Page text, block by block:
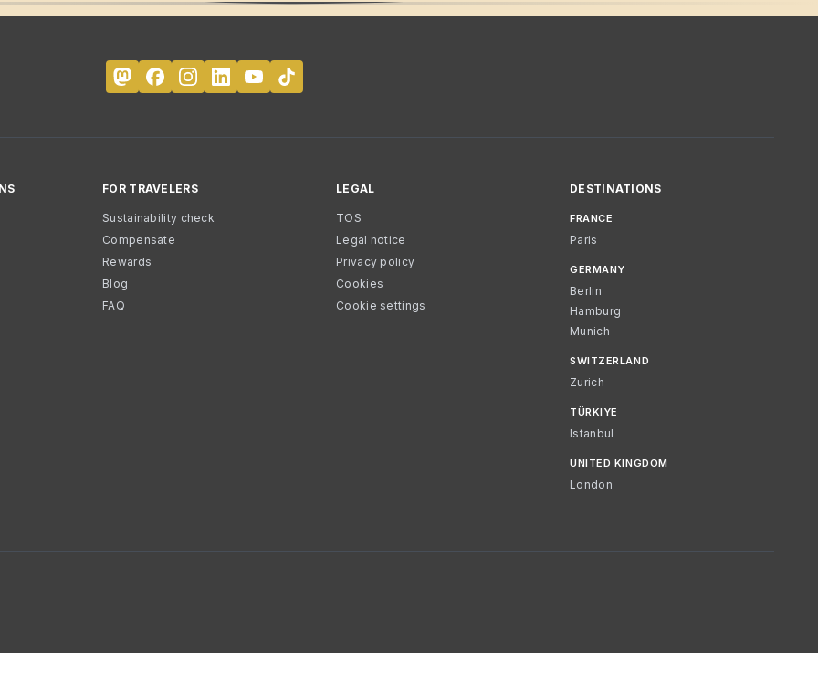
FOR TRAVELERS
Sustainability check
Compensate
Rewards
Blog
FAQ
LEGAL
TOS
Legal notice
Privacy policy
Cookies
Cookie settings
DESTINATIONS
FRANCE
Paris
GERMANY
Berlin
Hamburg
Munich
SWITZERLAND
Zurich
TÜRKIYE
Istanbul
UNITED KINGDOM
London